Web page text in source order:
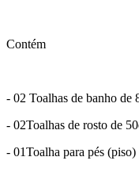
Contém
- 02 Toalhas de banho de
- 02Toalhas de rosto de
- 01Toalha para pés